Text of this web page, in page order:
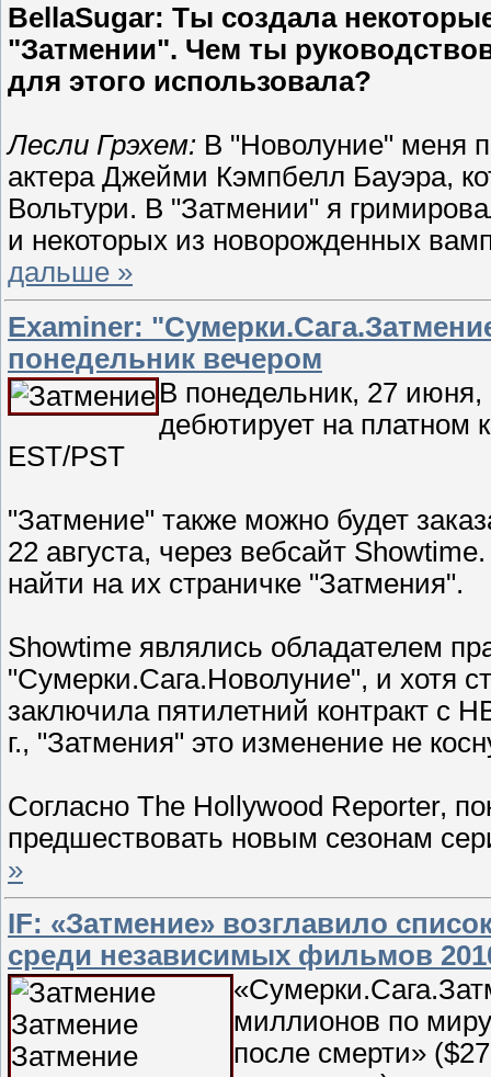
BellaSugar: Ты создала
"Затмении". Чем ты
для этого использовала?
Лесли Грэхем: В "Новолуние" меня
актера Джейми Кэмпбелл Бауэра,
Вольтури. В "Затмении" я
и некоторых из новорожденных
дальше »
Examiner:
понедельник вечером
В понедельник, 27
дебютирует на платном
EST/PST
"Затмение" также можно будет
22 августа, через вебсайт
найти на их страничке "Затмения".
Showtime являлись обладателем
"Сумерки.Сага.Новолуние", и хотя
заключила пятилетний контракт с
г., "Затмения" это изменение не
Согласно The Hollywood Reporter,
предшествовать новым сезонам
»
IF: «Затмение» возглавило
среди независимых фильмов
миллионов по
после смерти»